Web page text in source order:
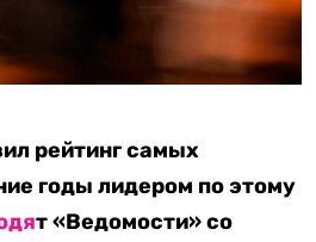
рейтинг самых
годы лидером по этому
т «Ведомости» со